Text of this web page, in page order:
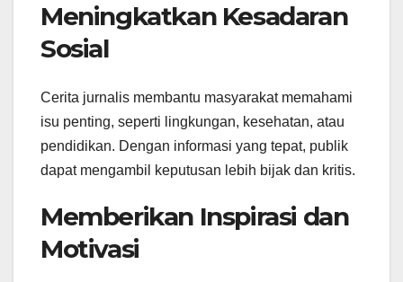
Meningkatkan Kesadaran
Sosial
Cerita jurnalis membantu masyarakat memahami
isu penting, seperti lingkungan, kesehatan, atau
pendidikan. Dengan informasi yang tepat, publik
dapat mengambil keputusan lebih bijak dan kritis.
Memberikan Inspirasi dan
Motivasi